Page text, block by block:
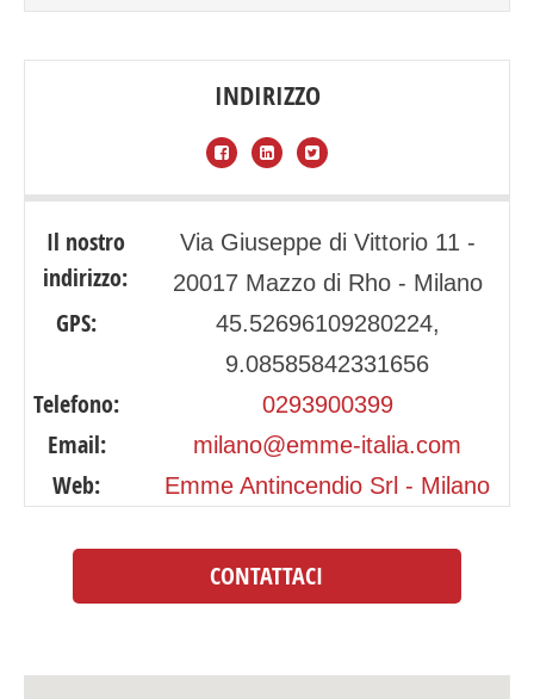
INDIRIZZO
Il nostro
indirizzo:
Via Giuseppe di Vittorio 11 -
20017 Mazzo di Rho - Milano
GPS:
45.52696109280224,
9.08585842331656
Telefono: 0293900399
Email: milano@emme-italia.com
Web: Emme Antincendio Srl - Milano
CONTATTACI